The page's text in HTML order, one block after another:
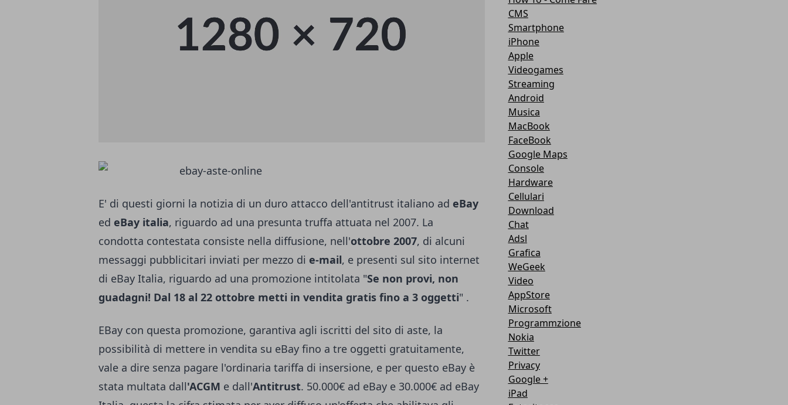
E' di questi giorni la notizia di un duro attacco dell'antitrust italiano ad eBay
ed eBay italia, riguardo ad una presunta truffa attuata nel 2007. La
condotta contestata consiste nella diffusione, nell'ottobre 2007, di alcuni
messaggi pubblicitari inviati per mezzo di e-mail, e presenti sul sito internet
di eBay Italia, riguardo ad una promozione intitolata "Se non provi, non
guadagni! Dal 18 al 22 ottobre metti in vendita gratis fino a 3 oggetti" .
EBay con questa promozione, garantiva agli iscritti del sito di aste, la
possibilità di mettere in vendita su eBay fino a tre oggetti gratuitamente,
vale a dire senza pagare l'ordinaria tariffa di insersione, e per questo eBay è
stata multata dall'ACGM e dall'Antitrust. 50.000€ ad eBay e 30.000€ ad eBay
CMS
Smartphone
iPhone
Apple
Videogames
Streaming
Android
Musica
MacBook
FaceBook
Google Maps
Console
Hardware
Cellulari
Download
Chat
Adsl
Grafica
WeGeek
Video
AppStore
Microsoft
Programmzione
Nokia
Twitter
Privacy
Google +
iPad